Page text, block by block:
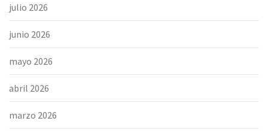
julio 2026
junio 2026
mayo 2026
abril 2026
marzo 2026